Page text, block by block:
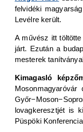
felvidéki
Levélre került.
A művész itt
járt. Ezután a
mesterek
Kimagasló
lovagkeresztjét is
Püspöki